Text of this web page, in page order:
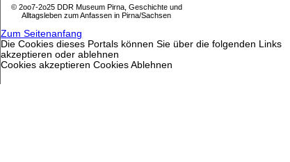
© 2oo7-2o25 DDR Museum Pirna, Geschichte und
Alltagsleben zum Anfassen in Pirna/Sachsen
Zum Seitenanfang
Die Cookies dieses Portals können Sie über die folgenden Links
akzeptieren oder ablehnen
Cookies akzeptieren Cookies Ablehnen